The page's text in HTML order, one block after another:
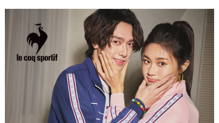
【支払い方法の説明】
1. 分割払いの金額は電信請求書に統合されず、「OP Pay Later」は毎月の
締め日後に支払いリマインダーのSMSを送信します。
2. SMSのリンクを通じて請求書を開いた後、「コンビニバーコード／台湾
大直営店舗／銀行振込／街口支払い／iPASS MONEY」などのチャネルで
支払いを選択できます。
1. 本サービスは「台湾大哥大株式会社」（以下「当社」といいます）によ
って提供され、ユーザーが取引時に本サービスを通じて商品やサービスを
購入できるようにし、店舗が売買／分割払い売買の債権を当社に譲渡した
5.商品受け取り時のお支払いは不要です。商品を確かめてから、SMSまた
はアプリの通知に従って、4大コンビニ、またはATM/オンラインバンキン
グでお支払いください。
代金納付期限は最短で 14 日以内ですので、ご注意ください。AFTEE アプ
リをダウンロードして AFTEE 会員になるとお支払い期限を最長 45 日以内
まで延長できます。
お支払期限は、ショップが請求した期日と、AFTEEで延長できる日数をも
とに計算されます。AFTEEで注文すると、商品を受け取るまで支払い期限
を延長できますが、商品を期限内に受け取れない場合があります（例：予
約商品や商品到着日が比較的遅い商品）。そのため、商品到着の有無に関
わらず、AFTEEで指定された期限内にお支払いください。
萊爾富取貨付款
送料無料
付款後萊爾富取貨
7-11取貨付款